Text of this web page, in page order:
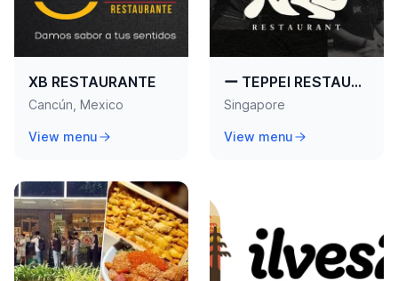
XB RESTAURANTE
Cancún, Mexico
View menu
ー TEPPEI RESTAURANT ー
Singapore
View menu